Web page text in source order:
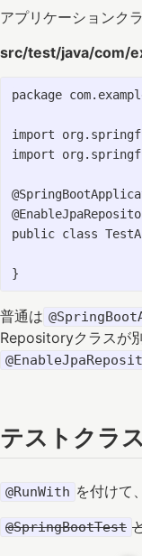
アプリケーションク
src/test/java/com/
package
import
import
public class
普通は
Repositoryクラスが
テストクラ
@RunWith を付けて
@SpringBootTest